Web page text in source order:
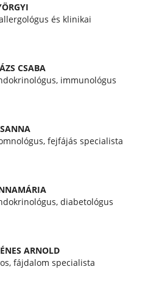
és klinikai
CSABA
immunológus
fejfájás specialista
diabetológus
ARNOLD
fájdalom specialista